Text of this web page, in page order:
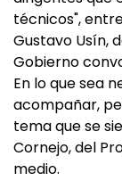
técnicos",
Gustavo Usín,
Gobierno
En lo que sea
acompañar,
tema que se
Cornejo, del
medio.